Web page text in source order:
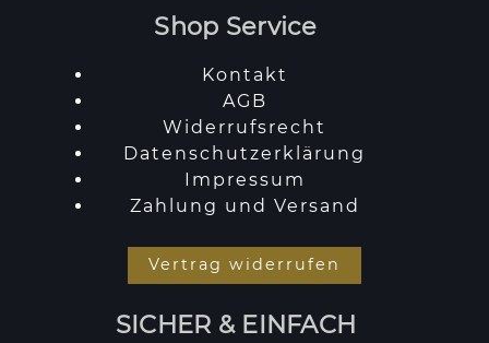
Shop Service
Kontakt
AGB
Widerrufsrecht
Datenschutzerklärung
Impressum
Zahlung und Versand
Vertrag widerrufen
SICHER & EINFACH